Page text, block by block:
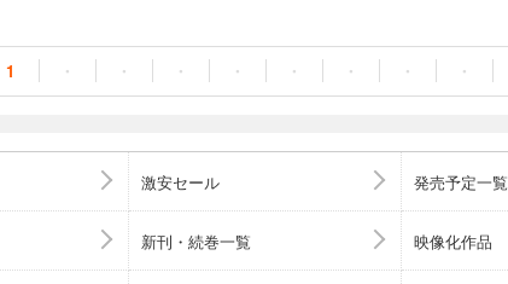
をご確認の上、商品をお買い求めください】 特別な才能がなくても、20
年後も食っていける！ 不安定な時代を“自分の力”で乗り越えるための超実
践的リアルメソッド！ ●コネなし・実績なしから20年稼ぎ続けた“真のフリ
して安定的に活躍し続けるための“超リアルな知見”をマンガでわかりやす
く解説します。 これまで200人以上をプロフリーランスへと導いた著者だ
からこそ書ける、再現性の高い「0→1→∞」のロードマップ。 しかもすべ
てマンガ形式だから、読みやすく、実践しやすい！ 「これでいいのか？」
と迷うすべてのフリーランスに寄り添いながら、“ちゃんと食っていける技
1 ・ ・ ・ ・ ・ ・ ・ ・
激安セール 発売予定一覧
新刊・続巻一覧 映像化作品